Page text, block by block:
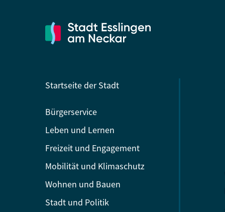
Startseite der Stadt
Bürgerservice
Leben und Lernen
Freizeit und Engagement
Mobilität und Klimaschutz
Wohnen und Bauen
Stadt und Politik